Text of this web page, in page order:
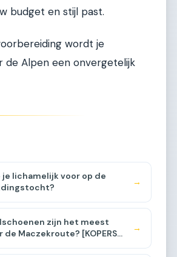
budget en stijl past.
wordt je
Alpen een onvergetelijk
je lichamelijk voor op de
→
zijn het meest
Maczekroute? [KOPERS
→